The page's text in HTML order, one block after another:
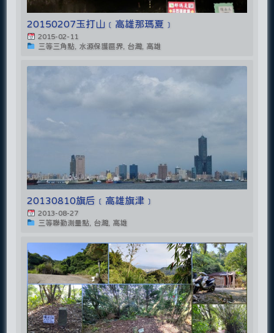
20150207玉打山﹝高雄那瑪夏﹞
2015-02-11
三等三角點, 水源保護區界, 台灣, 高雄
20130810旗后﹝高雄旗津﹞
2013-08-27
三等聯勤測量點, 台灣, 高雄